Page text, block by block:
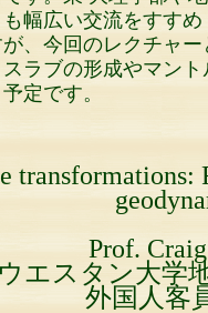
幅広い交流をすす
が、今回のレクチャ
ラブの形成やマン
定です。
transformations:
Prof.
エスタン大学
外国人客